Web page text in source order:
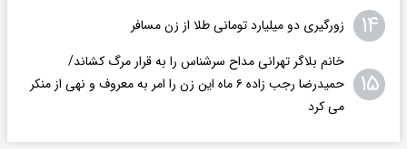
۱۴ زورگیری دو میلیارد تومانی طلا از زن مسافر
۱۵
خانم بلاگر تهرانی مداح سرشناس را به قرار مرگ کشاند/
حمیدرضا رجب زاده ۶ ماه این زن را امر به معروف و نهی از منکر
می کرد